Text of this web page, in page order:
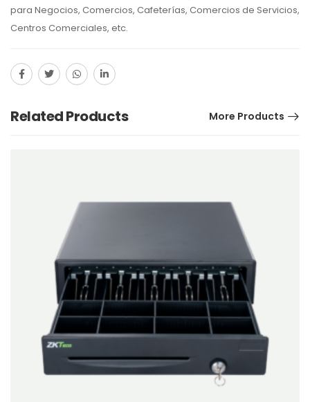
para Negocios, Comercios, Cafeterías, Comercios de Servicios,
Centros Comerciales, etc.
Related Products More Products